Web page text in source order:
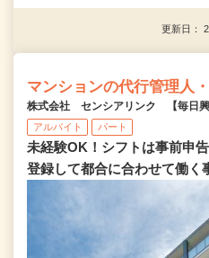
更新日：
マンションの代行管理人
株式会社 センシアリンク 【毎日興
アルバイト パート
未経験OK！シフトは事前申
登録して都合に合わせて働く